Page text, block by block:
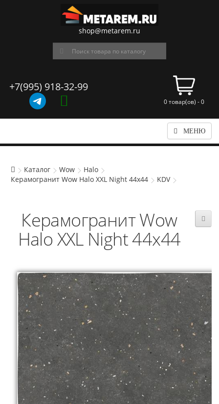
shop@metarem.ru
+7(995) 918-32-99
0 товар(ов) - 0
МЕНЮ
Каталог Wow
Halo
Керамогранит Wow Halo XXL Night 44x44
KDV
Керамогранит Wow
Halo XXL Night 44x44